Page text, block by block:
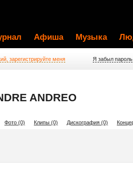
Афиша Музыка
зарегистрируйте меня Я забыл пароль
ANDREO
Фото (0) Клипы (0) Дискография (0)